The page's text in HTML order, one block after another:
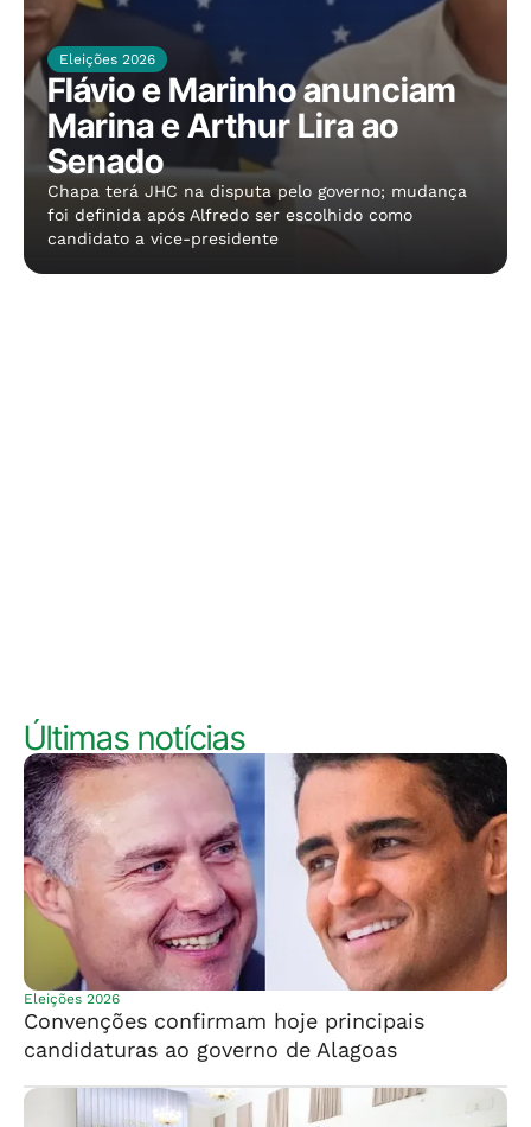
Eleições 2026
Flávio e Marinho anunciam
Marina e Arthur Lira ao
Senado
Chapa terá JHC na disputa pelo governo; mudança
foi definida após Alfredo ser escolhido como
candidato a vice-presidente
Últimas notícias
Eleições 2026
Convenções confirmam hoje principais
candidaturas ao governo de Alagoas